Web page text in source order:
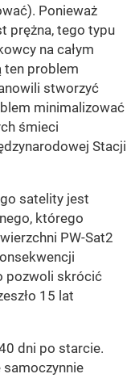
Ponieważ
prężna, tego typu
na całym
ten problem
stworzyć
minimalizować
śmieci
Stacji
satelity jest
którego
PW-Sat2
pozwoli skrócić
15 lat
dni po starcie.
samoczynnie